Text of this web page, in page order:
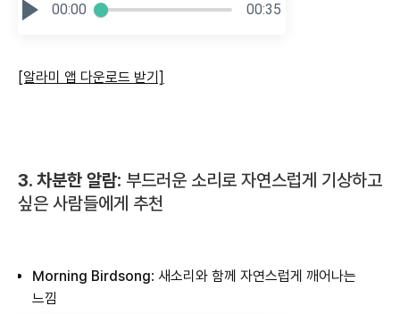
00:00 00:35
[알라미 앱 다운로드 받기]
3. 차분한 알람: 부드러운 소리로 자연스럽게 기상하고
싶은 사람들에게 추천
Morning Birdsong: 새소리와 함께 자연스럽게 깨어나는
느낌